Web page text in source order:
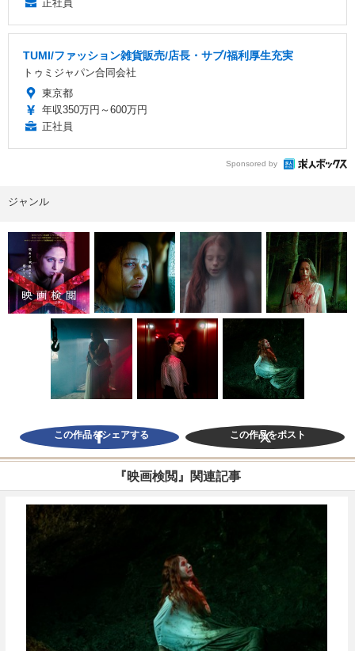
正社員
TUMI/ファッション雑貨販売/店長・サブ/福利厚生充実
トゥミジャパン合同会社
東京都
年収350万円～600万円
正社員
Sponsored by
ジャンル
この作品をシェアする この作品をポスト
『映画検閲』関連記事